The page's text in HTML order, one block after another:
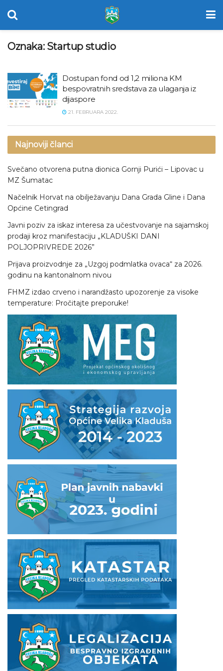
Oznaka: Startup studio
Dostupan fond od 1,2 miliona KM
bespovratnih sredstava za ulaganja iz
dijaspore
21. FEBRUARA 2022.
Najnoviji članci
Svečano otvorena putna dionica Gornji Purići – Lipovac u
MZ Šumatac
Načelnik Horvat na obilježavanju Dana Grada Gline i Dana
Općine Cetingrad
Javni poziv za iskaz interesa za učestvovanje na sajamskoj
prodaji kroz manifestaciju „KLADUŠKI DANI
POLJOPRIVREDE 2026”
Prijava proizvodnje za „Uzgoj podmlatka ovaca“ za 2026.
godinu na kantonalnom nivou
FHMZ izdao crveno i narandžasto upozorenje za visoke
temperature: Pročitajte preporuke!